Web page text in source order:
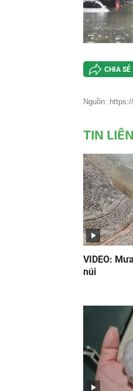
CHIA SẺ
Nguồn:
TIN
VIDEO:
núi